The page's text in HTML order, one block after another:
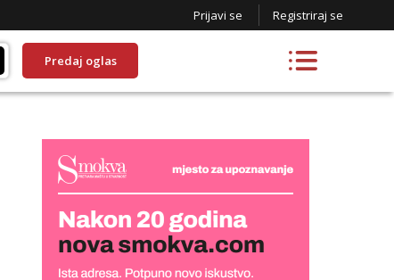
Prijavi se Registriraj se
Predaj oglas